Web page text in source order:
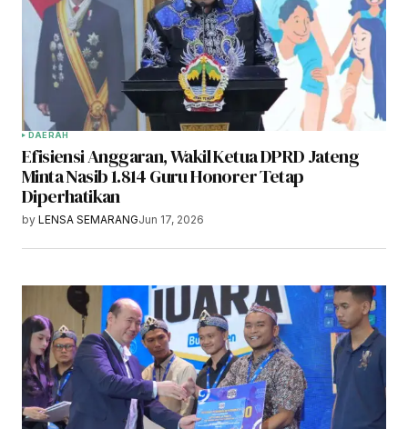
DAERAH
Efisiensi Anggaran, Wakil Ketua DPRD Jateng
Minta Nasib 1.814 Guru Honorer Tetap
Diperhatikan
by LENSA SEMARANGJun 17, 2026